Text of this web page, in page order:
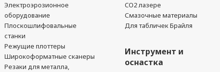
Электроэрозионное
оборудование
Плоскошлифовальные
станки
Режущие плоттеры
Широкоформатные сканеры
Резаки для металла,
CO2 лазере
Смазочные материалы
Для табличек Брайля
Инструмент и
оснастка